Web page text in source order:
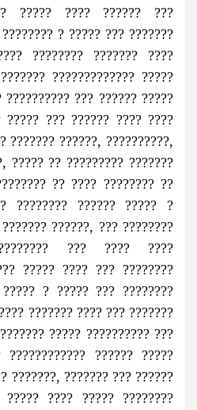
????? ???? ?????? ???
? ????? ??? ???????
???????? ??????? ????
????????????? ?????
??? ?????? ?????
????? ??? ?????? ???? ????
??????? ??????, ??????????,
????? ?? ????????? ???????
?? ???? ???????? ??
???????? ?????? ????? ?
??????, ??? ????????
??? ???? ????
????? ???? ??? ????????
? ????? ??? ????????
??????? ???? ??? ???????
????? ?????????? ???
?????? ?????
???????, ??????? ??? ??????
????? ???? ????? ????????